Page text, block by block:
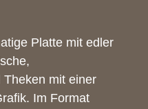
Platte mit edler
Theken mit einer
Im Format